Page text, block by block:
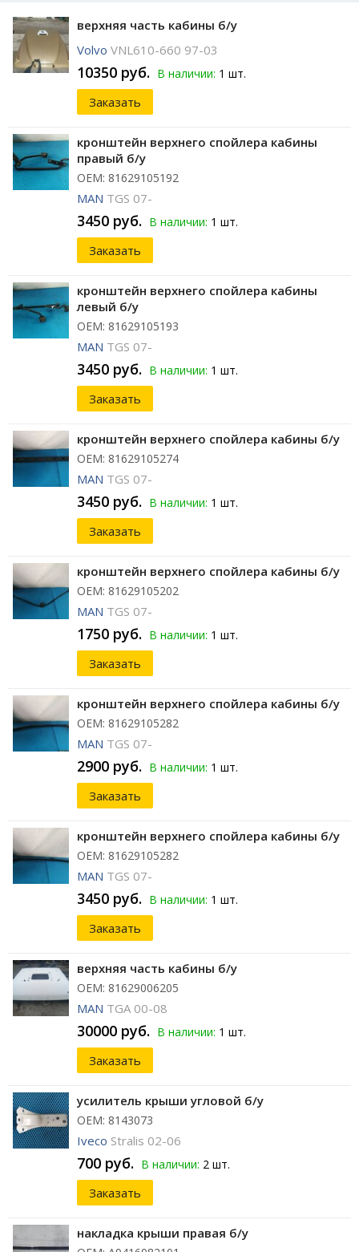
верхняя часть кабины б/у
Volvo VNL610-660 97-03
10350 руб. В наличии: 1 шт.
Заказать
кронштейн верхнего спойлера кабины
правый б/у
ОЕМ: 81629105192
MAN TGS 07-
3450 руб. В наличии: 1 шт.
Заказать
кронштейн верхнего спойлера кабины
левый б/у
ОЕМ: 81629105193
MAN TGS 07-
3450 руб. В наличии: 1 шт.
Заказать
кронштейн верхнего спойлера кабины б/у
ОЕМ: 81629105274
MAN TGS 07-
3450 руб. В наличии: 1 шт.
Заказать
кронштейн верхнего спойлера кабины б/у
ОЕМ: 81629105202
MAN TGS 07-
1750 руб. В наличии: 1 шт.
Заказать
кронштейн верхнего спойлера кабины б/у
ОЕМ: 81629105282
MAN TGS 07-
2900 руб. В наличии: 1 шт.
Заказать
кронштейн верхнего спойлера кабины б/у
ОЕМ: 81629105282
MAN TGS 07-
3450 руб. В наличии: 1 шт.
Заказать
верхняя часть кабины б/у
ОЕМ: 81629006205
MAN TGA 00-08
30000 руб. В наличии: 1 шт.
Заказать
усилитель крыши угловой б/у
ОЕМ: 8143073
Iveco Stralis 02-06
700 руб. В наличии: 2 шт.
Заказать
накладка крыши правая б/у